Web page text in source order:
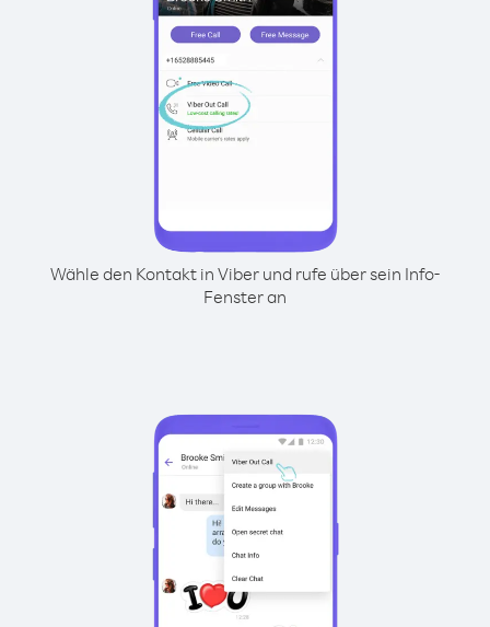
Wähle den Kontakt in Viber und rufe über sein Info-
Fenster an